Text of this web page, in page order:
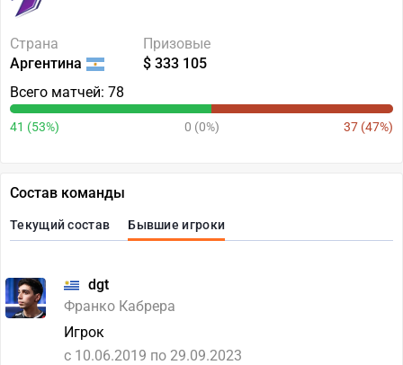
Страна
Аргентина
Призовые
$ 333 105
Всего матчей: 78
41 (53%) 0 (0%) 37 (47%)
Состав команды
Текущий состав Бывшие игроки
dgt
Франко Кабрера
Игрок
c 10.06.2019 по 29.09.2023